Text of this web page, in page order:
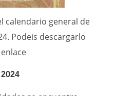
calendario general de
Podeis descargarlo